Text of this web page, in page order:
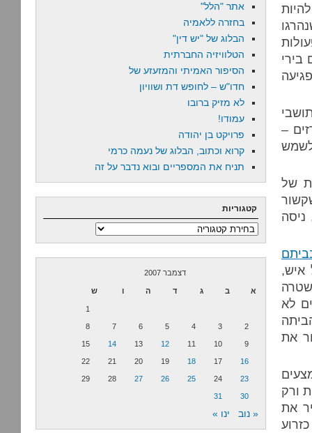
–
לשמש
של
ניסה
איש,
לא
את
ורק
את
אתר "הלל"
בחזרה ללאמיה
הבלוג של "יש דין"
הטלוויזיה החברתית
הסיפור האמיתי והמזעזע של
חדו"ש – לחופש דת ושוויון
לא מזיק ברובו
עמודו!
פרויקט בן יהודה
קרוא וכתוב, הבלוג של נעמה כרמי
תניח את המספריים ובוא נדבר על זה
קטגוריות
קטגוריות
דצמבר 2007
א ב ג ד ה ו ש
1
2
3
4
5
6
7
8
9
10
11
12
13
14
15
16
17
18
19
20
21
22
23
24
25
26
27
28
29
30
31
« נוב ינו »